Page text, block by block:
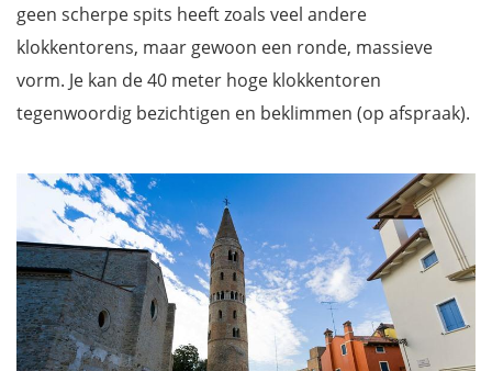
geen scherpe spits heeft zoals veel andere
klokkentorens, maar gewoon een ronde, massieve
vorm. Je kan de 40 meter hoge klokkentoren
tegenwoordig bezichtigen en beklimmen (op afspraak).